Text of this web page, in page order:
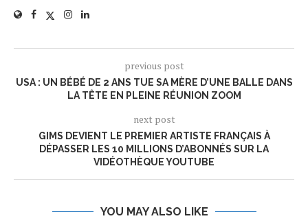
previous post
USA : UN BÉBÉ DE 2 ANS TUE SA MÈRE D’UNE BALLE DANS
LA TÊTE EN PLEINE RÉUNION ZOOM
next post
GIMS DEVIENT LE PREMIER ARTISTE FRANÇAIS À
DÉPASSER LES 10 MILLIONS D’ABONNÉS SUR LA
VIDÉOTHÈQUE YOUTUBE
YOU MAY ALSO LIKE